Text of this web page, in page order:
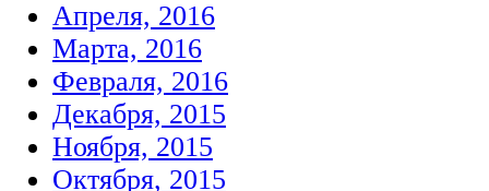
Апреля, 2016
Марта, 2016
Февраля, 2016
Декабря, 2015
Ноября, 2015
Октября, 2015